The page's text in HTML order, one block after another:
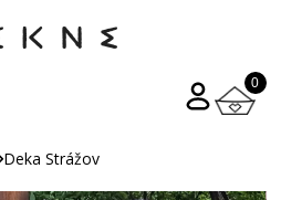
0
Deka Strážov